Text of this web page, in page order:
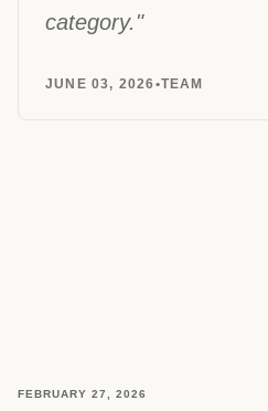
category."
JUNE 03, 2026•TEAM
FEBRUARY 27, 2026